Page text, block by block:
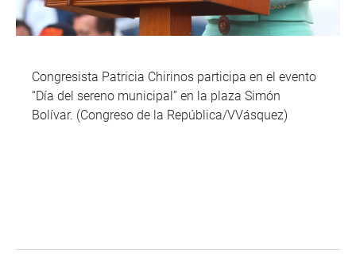
Congresista Patricia Chirinos participa en el evento
“Día del sereno municipal” en la plaza Simón
Bolívar. (Congreso de la República/VVásquez)